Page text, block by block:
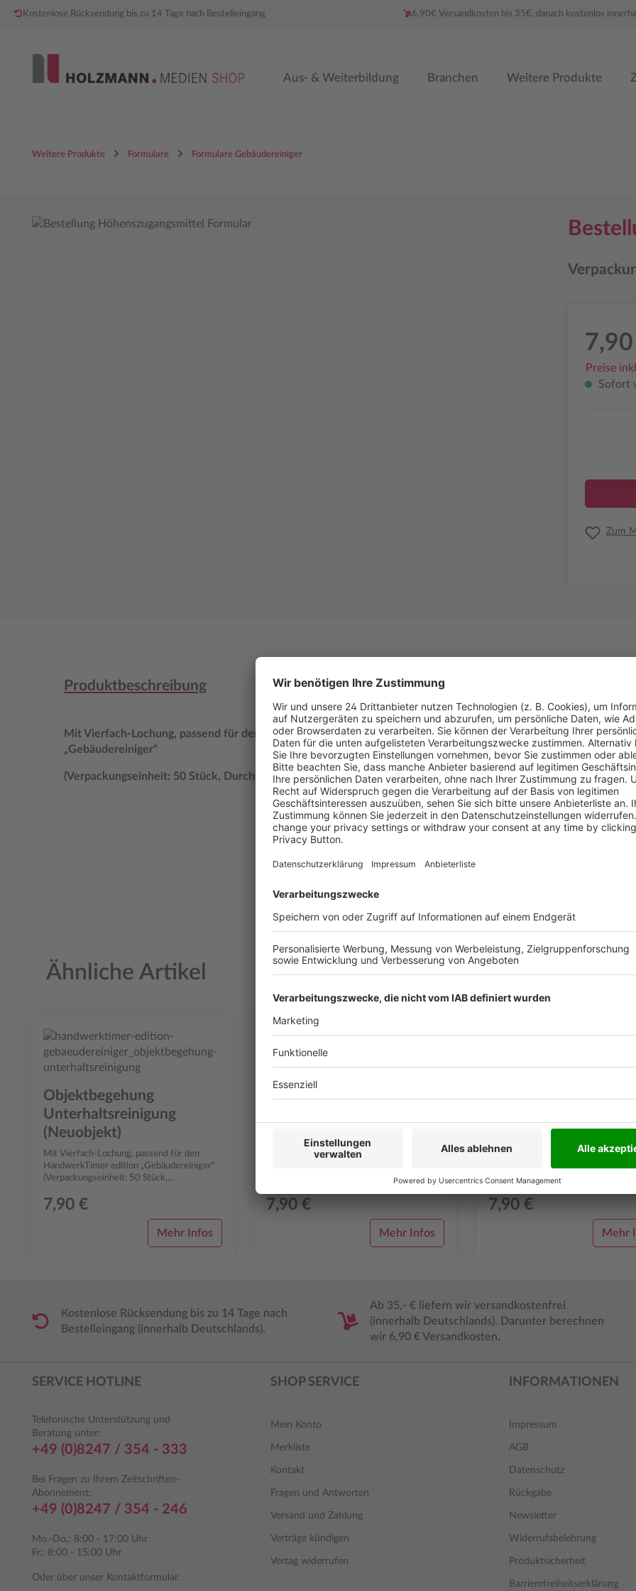
Kostenlose Rücksendung bis zu 14 Tage nach Bestelleingang 6,90€ Versandkosten bis 35€, danach kostenlos
Aus- & Weiterbildung Branchen Weitere Produkte
Weitere Produkte Formulare Formulare Gebäudereiniger
Bildergalerie überspringen
Preise
Sofort
Zum
Produktbeschreibung
Mit Vierfach-Lochung, passend für den HandwerkTimer edition
„Gebäudereiniger“
(Verpackungseinheit: 50 Stück, Durchschreibesatz)
Verlag
Bestell-Nr.
Ähnliche Artikel
Objektbegehung
Unterhaltsreinigung
(Neuobjekt)
Mit Vierfach-Lochung, passend für den
HandwerkTimer edition „Gebäudereiniger“
(Verpackungseinheit: 50 Stück,
7,90 €
Mehr Infos
Schadensmeldung Kfz
Mit Vierfach-Lochung, passend für den
HandwerkTimer edition „Gebäudereiniger“
Durchschreibesatz)
7,90 €
Mehr Infos
HandwerkTimer edition
Durchschreibesatz)
7,90 €
Mehr
Kostenlose Rücksendung bis zu 14 Tage nach
Bestelleingang (innerhalb Deutschlands).
Ab 35,- € liefern wir versandkostenfrei
(innerhalb Deutschlands). Darunter berechnen
wir 6,90 € Versandkosten.
SERVICE HOTLINE
Telefonische Unterstützung und
Beratung unter:
+49 (0)8247 / 354 - 333
Bei Fragen zu Ihrem Zeitschriften-
Abonnement:
+49 (0)8247 / 354 - 246
Mo.-Do.: 8:00 - 17:00 Uhr
Fr.: 8:00 - 15:00 Uhr
Oder über unser Kontaktformular.
SHOP SERVICE
Mein Konto
Merkliste
Kontakt
Fragen und Antworten
Versand und Zahlung
Verträge kündigen
Vertag widerrufen
INFORMATIONEN
Impressum
AGB
Datenschutz
Rückgabe
Newsletter
Widerrufsbelehrung
Produktsicherheit
Barrierefreiheitserklärung